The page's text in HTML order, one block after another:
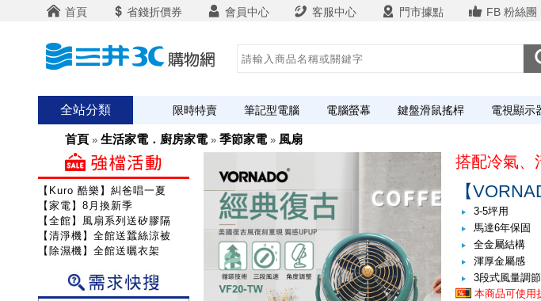
首頁 省錢折價券 會員中心 客服中心 門市據點 FB 粉絲團
全站分類 限時特賣 筆記型電腦 電腦螢幕 鍵盤滑鼠搖桿 電視顯示
首頁 » 生活家電．廚房家電» 季節家電» 風扇
搭配冷氣、
【
3-5坪用
馬達6年保固
全金屬結構
渾厚金屬感
3段式風量調節
本商品可使用
【Kuro 酷樂】糾爸唱一夏
【家電】8月換新季
【全館】風扇系列送矽膠隔熱組
【清淨機】全館送蠶絲涼被
【除濕機】全館送曬衣架